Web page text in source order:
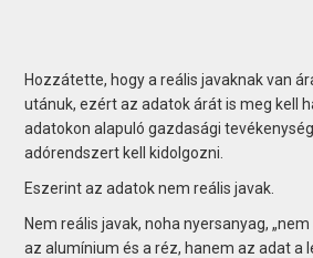
Hozzátette, hogy a reális javaknak van
utánuk, ezért az adatok árát is meg kell
adatokon alapuló gazdasági
adórendszert kell kidolgozni.
Eszerint az adatok nem reális javak.
Nem reális javak, noha nyersanyag,
az alumínium és a réz, hanem az adat a